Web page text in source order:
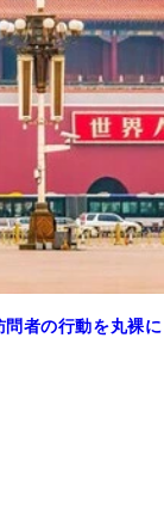
者の行動を丸裸に